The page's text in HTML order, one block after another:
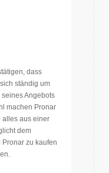
dass
ständig um
Angebots
machen Pronar
alles aus einer
dem
zu kaufen